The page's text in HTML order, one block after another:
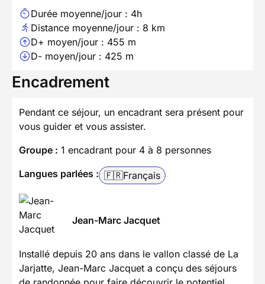
Durée moyenne/jour : 4h
Distance moyenne/jour : 8 km
D+ moyen/jour : 455 m
D- moyen/jour : 425 m
Encadrement
Pendant ce séjour, un encadrant sera présent pour
vous guider et vous assister.
Groupe : 1 encadrant pour 4 à 8 personnes
Langues parlées : 🇫🇷Français
Jean-Marc Jacquet
Installé depuis 20 ans dans le vallon classé de La
Jarjatte, Jean-Marc Jacquet a conçu des séjours